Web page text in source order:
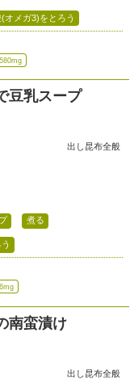
オメガ3)をとろう
580mg
豆乳スープ
出し昆布全般
煮る
南蛮漬け
出し昆布全般